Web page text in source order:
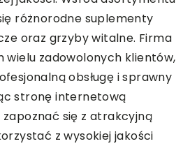
różnorodne suplementy
oraz grzyby witalne. Firma
wielu zadowolonych klientów,
obsługę i sprawny
stronę internetową
zapoznać się z atrakcyjną
z wysokiej jakości